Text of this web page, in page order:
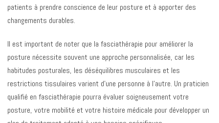
patients à prendre conscience de leur posture et à apporter des
changements durables.
Il est important de noter que la fasciathérapie pour améliorer la
posture nécessite souvent une approche personnalisée, car les
habitudes posturales, les déséquilibres musculaires et les
restrictions tissulaires varient d’une personne à l’autre. Un praticien
qualifié en fasciathérapie pourra évaluer soigneusement votre
posture, votre mobilité et votre histoire médicale pour développer un